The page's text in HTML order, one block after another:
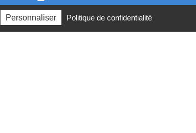
Paiement sécurisé
Personnaliser Politique de confidentialité